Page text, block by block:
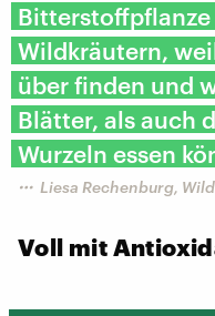
Wildkräutern,
über finden und
Blätter, als auch
Wurzeln essen
Liesa Rechenburg,
Voll mit